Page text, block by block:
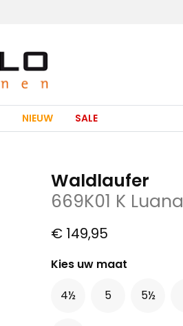
NIEUW SALE
Waldlaufer
669K01 K Luana
€ 149,95
Kies uw maat
4½
5 5½